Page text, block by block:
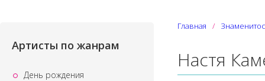
Артисты по жанрам
День рождения
Главная
Настя